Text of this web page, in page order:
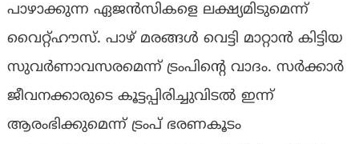
പാഴാക്കുന്ന ഏജന്‍സികളെ ലക്ഷ്യമിടുമെന്ന്
വൈറ്റ്ഹൗസ്. പാഴ് മരങ്ങള്‍ വെട്ടി മാറ്റാന്‍ കിട്ടിയ
സുവര്‍ണാവസരമെന്ന് ട്രംപിന്റെ വാദം. സര്‍ക്കാര്‍
ജീവനക്കാരുടെ കൂട്ടപ്പിരിച്ചുവിടല്‍ ഇന്ന്
ആരംഭിക്കുമെന്ന് ട്രംപ് ഭരണകൂടം